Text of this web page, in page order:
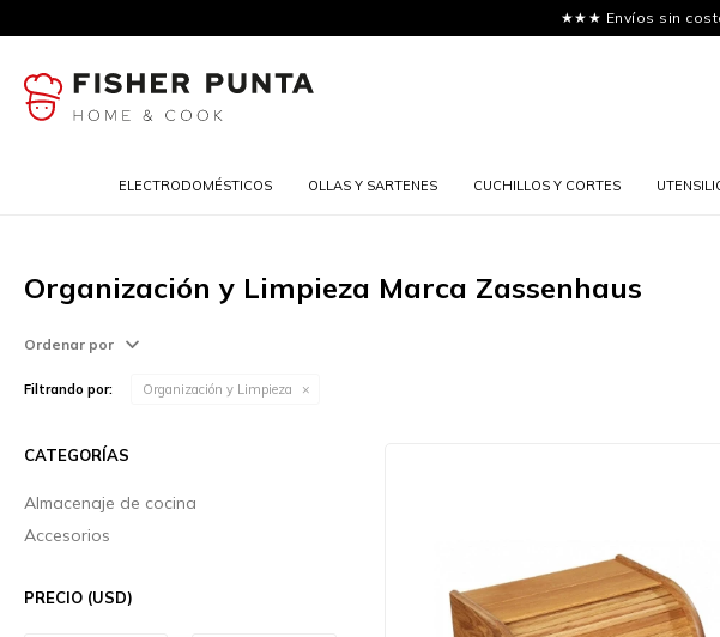
★★★ Envíos sin
ELECTRODOMÉSTICOS OLLAS Y SARTENES CUCHILLOS Y CORTES
Organización y Limpieza Marca Zassenhaus
Ordenar por
Filtrando por: Organización y Limpieza
CATEGORÍAS
Almacenaje de cocina
Accesorios
PRECIO (USD)